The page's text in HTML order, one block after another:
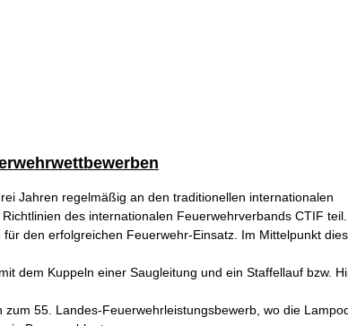
Jahren regelmäßig an den traditionellen internationalen
des internationalen Feuerwehrverbands CTIF teil.
den erfolgreichen Feuerwehr-Einsatz. Im Mittelpunkt
dem Kuppeln einer Saugleitung und ein Staffellauf bzw.
55. Landes-Feuerwehrleistungsbewerb, wo die